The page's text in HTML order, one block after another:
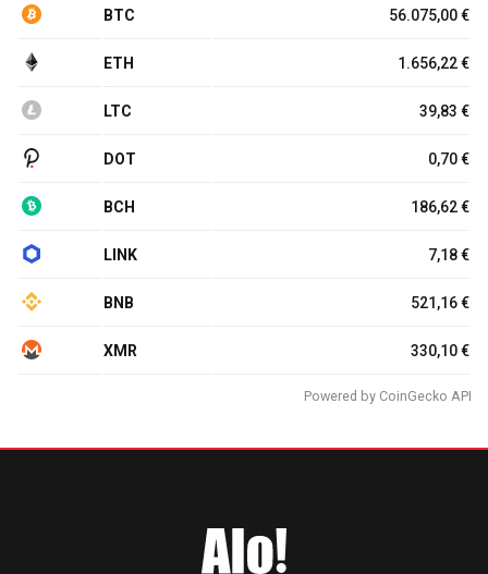
BTC 56.075,00 €
ETH 1.656,22 €
LTC 39,83 €
DOT 0,70 €
BCH 186,62 €
LINK 7,18 €
BNB 521,16 €
XMR 330,10 €
Powered by CoinGecko API